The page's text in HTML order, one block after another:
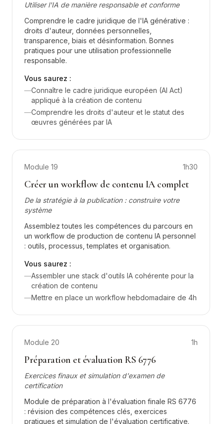
Utiliser l'IA de manière responsable et conforme
Comprendre le cadre juridique de l'IA générative :
droits d'auteur, données personnelles,
transparence, biais et désinformation. Bonnes
pratiques pour une utilisation professionnelle
responsable.
Vous saurez :
—Connaître le cadre juridique européen (AI Act)
appliqué à la création de contenu
—Comprendre les droits d'auteur et le statut des
œuvres générées par IA
Module 19 1h30
Créer un workflow de contenu IA complet
De la stratégie à la publication : construire votre
système
Assemblez toutes les compétences du parcours en
un workflow de production de contenu IA personnel
: outils, processus, templates et organisation.
Vous saurez :
—Assembler une stack d'outils IA cohérente pour la
création de contenu
—Mettre en place un workflow hebdomadaire de 4h
Module 20 1h
Préparation et évaluation RS 6776
Exercices finaux et simulation d'examen de
certification
Module de préparation à l'évaluation finale RS 6776
: révision des compétences clés, exercices
pratiques et simulation de l'évaluation certificative.